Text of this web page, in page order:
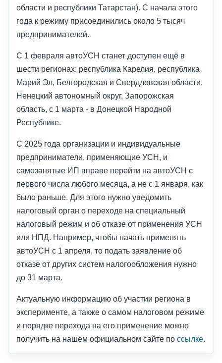
области и республики Татарстан). С начала этого
года к режиму присоединились около 5 тысяч
предпринимателей.
С 1 февраля автоУСН станет доступен ещё в
шести регионах: республика Карелия, республика
Марий Эл, Белгородская и Свердловская области,
Ненецкий автономный округ, Запорожская
область, с 1 марта - в Донецкой Народной
Республике.
С 2025 года организации и индивидуальные
предприниматели, применяющие УСН, и
самозанятые ИП вправе перейти на автоУСН с
первого числа любого месяца, а не с 1 января, как
было раньше. Для этого нужно уведомить
налоговый орган о переходе на специальный
налоговый режим и об отказе от применения УСН
или НПД. Например, чтобы начать применять
автоУСН с 1 апреля, то подать заявление об
отказе от других систем налогообложения нужно
до 31 марта.
Актуальную информацию об участии региона в
эксперименте, а также о самом налоговом режиме
и порядке перехода на его применение можно
получить на нашем официальном сайте по ссылке.